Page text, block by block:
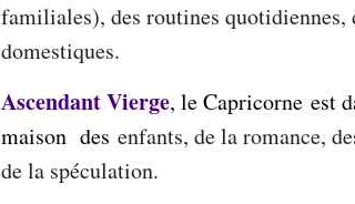
familiales), des routines quotidiennes,
domestiques.
Ascendant Vierge, le Capricorne est
maison des enfants, de la romance,
de la spéculation.